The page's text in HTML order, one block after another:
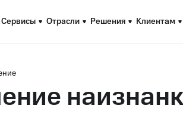
Сервисы Отрасли Решения Клиентам
Сервисы Отрасли Решения Клиентам